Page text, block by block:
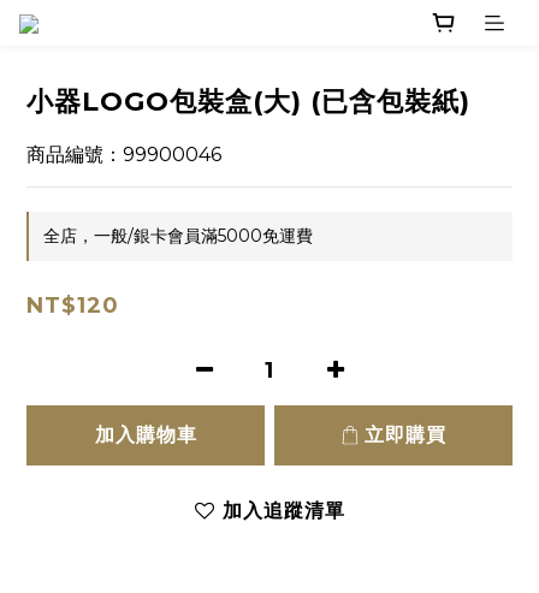
小器LOGO包裝盒(大) (已含包裝紙)
商品編號：99900046
全店，一般/銀卡會員滿5000免運費
NT$120
加入購物車 立即購買
加入追蹤清單